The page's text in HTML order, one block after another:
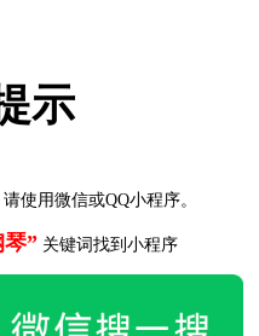
示
使用微信或QQ小程序。
琴” 关键词找到小程序